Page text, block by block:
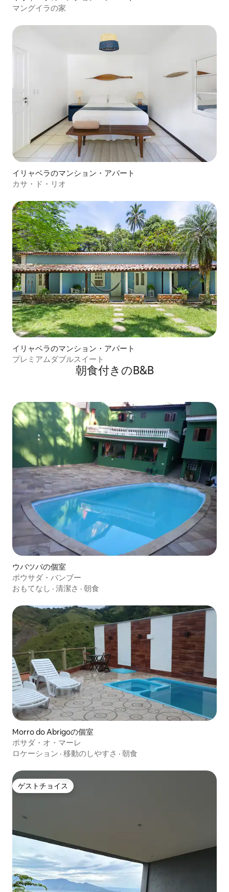
マングイラの家
イリャベラのマンション・アパート
カサ・ド・リオ
イリャベラのマンション・アパート
プレミアムダブルスイート
朝食付きのB&B
ウバツバの個室
ポウサダ・バンブー
おもてなし · 清潔さ · 朝食
Morro do Abrigoの個室
ポサダ・オ・マーレ
ロケーション · 移動のしやすさ · 朝食
ゲストチョイス
ゲストチョイス